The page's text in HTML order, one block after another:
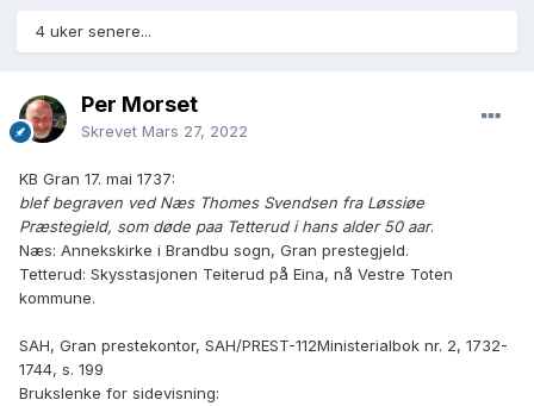
4 uker senere...
Per Morset
Skrevet Mars 27, 2022
KB Gran 17. mai 1737:
blef begraven ved Næs Thomes Svendsen fra Løssiøe
Præstegield, som døde paa Tetterud i hans alder 50 aar.
Næs: Annekskirke i Brandbu sogn, Gran prestegjeld.
Tetterud: Skysstasjonen Teiterud på Eina, nå Vestre Toten
kommune.
SAH, Gran prestekontor, SAH/PREST-112Ministerialbok nr. 2, 1732-
1744, s. 199
Brukslenke for sidevisning: